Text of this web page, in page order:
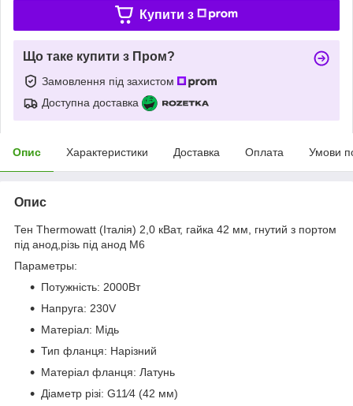
Купити з
Що таке купити з Пром?
Замовлення під захистом
Доступна доставка
Опис Характеристики Доставка Оплата Умови
Опис
Тен Thermowatt (Італія) 2,0 кВат, гайка 42 мм, гнутий з портом
під анод,різь під анод М6
Параметры:
Потужність: 2000Вт
Напруга: 230V
Матеріал: Мідь
Тип фланця: Нарізний
Матеріал фланця: Латунь
Діаметр різі: G11⁄4 (42 мм)